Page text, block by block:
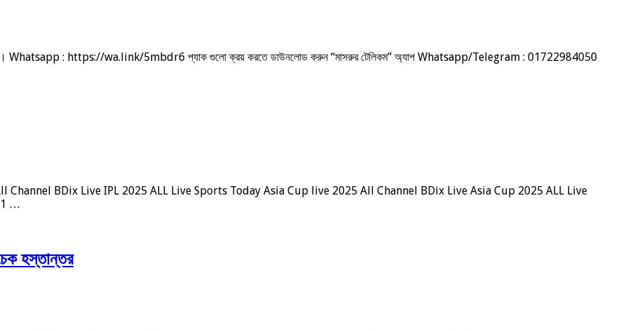
পাবে। Whatsapp : https://wa.link/5mbdr6 প্যাক গুলো ক্রয় করতে ডাউনলোড করুন “মাসরুর টেলিকম” অ্যাপ Whatsapp/Telegram : 01722984050
Channel BDix Live IPL 2025 ALL Live Sports Today Asia Cup live 2025 All Channel BDix Live Asia Cup 2025 ALL Live
…
হস্তান্তর